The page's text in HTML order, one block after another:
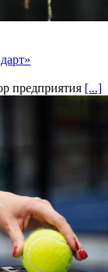
предприятия [...]